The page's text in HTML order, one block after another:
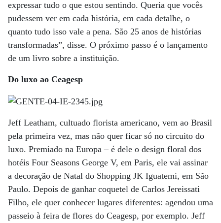
expressar tudo o que estou sentindo. Queria que vocês
pudessem ver em cada história, em cada detalhe, o
quanto tudo isso vale a pena. São 25 anos de histórias
transformadas”, disse. O próximo passo é o lançamento
de um livro sobre a instituição.
Do luxo ao Ceagesp
Jeff Leatham, cultuado florista americano, vem ao Brasil
pela primeira vez, mas não quer ficar só no circuito do
luxo. Premiado na Europa – é dele o design floral dos
hotéis Four Seasons George V, em Paris, ele vai assinar
a decoração de Natal do Shopping JK Iguatemi, em São
Paulo. Depois de ganhar coquetel de Carlos Jereissati
Filho, ele quer conhecer lugares diferentes: agendou uma
passeio à feira de flores do Ceagesp, por exemplo. Jeff